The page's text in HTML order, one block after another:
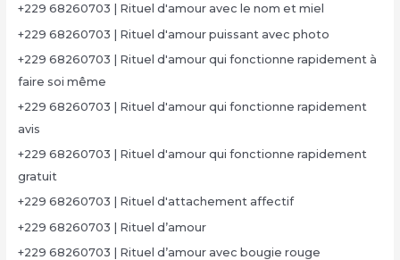
+229 68260703 | Rituel d'amour avec le nom et miel
+229 68260703 | Rituel d'amour puissant avec photo
+229 68260703 | Rituel d'amour qui fonctionne rapidement à
faire soi même
+229 68260703 | Rituel d'amour qui fonctionne rapidement
avis
+229 68260703 | Rituel d'amour qui fonctionne rapidement
gratuit
+229 68260703 | Rituel d'attachement affectif
+229 68260703 | Rituel d’amour
+229 68260703 | Rituel d’amour avec bougie rouge